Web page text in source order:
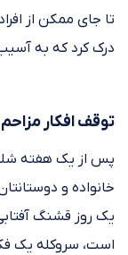
تا جای ممکن از
درک کرد که به
توقف افکار
پس از یک هفته
خانواده و
یک روز قشنگ
است، سروکله یک